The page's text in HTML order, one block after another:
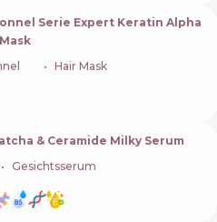
Serie Expert Keratin Alpha
Hair Mask
& Ceramide Milky Serum
Gesichtsserum